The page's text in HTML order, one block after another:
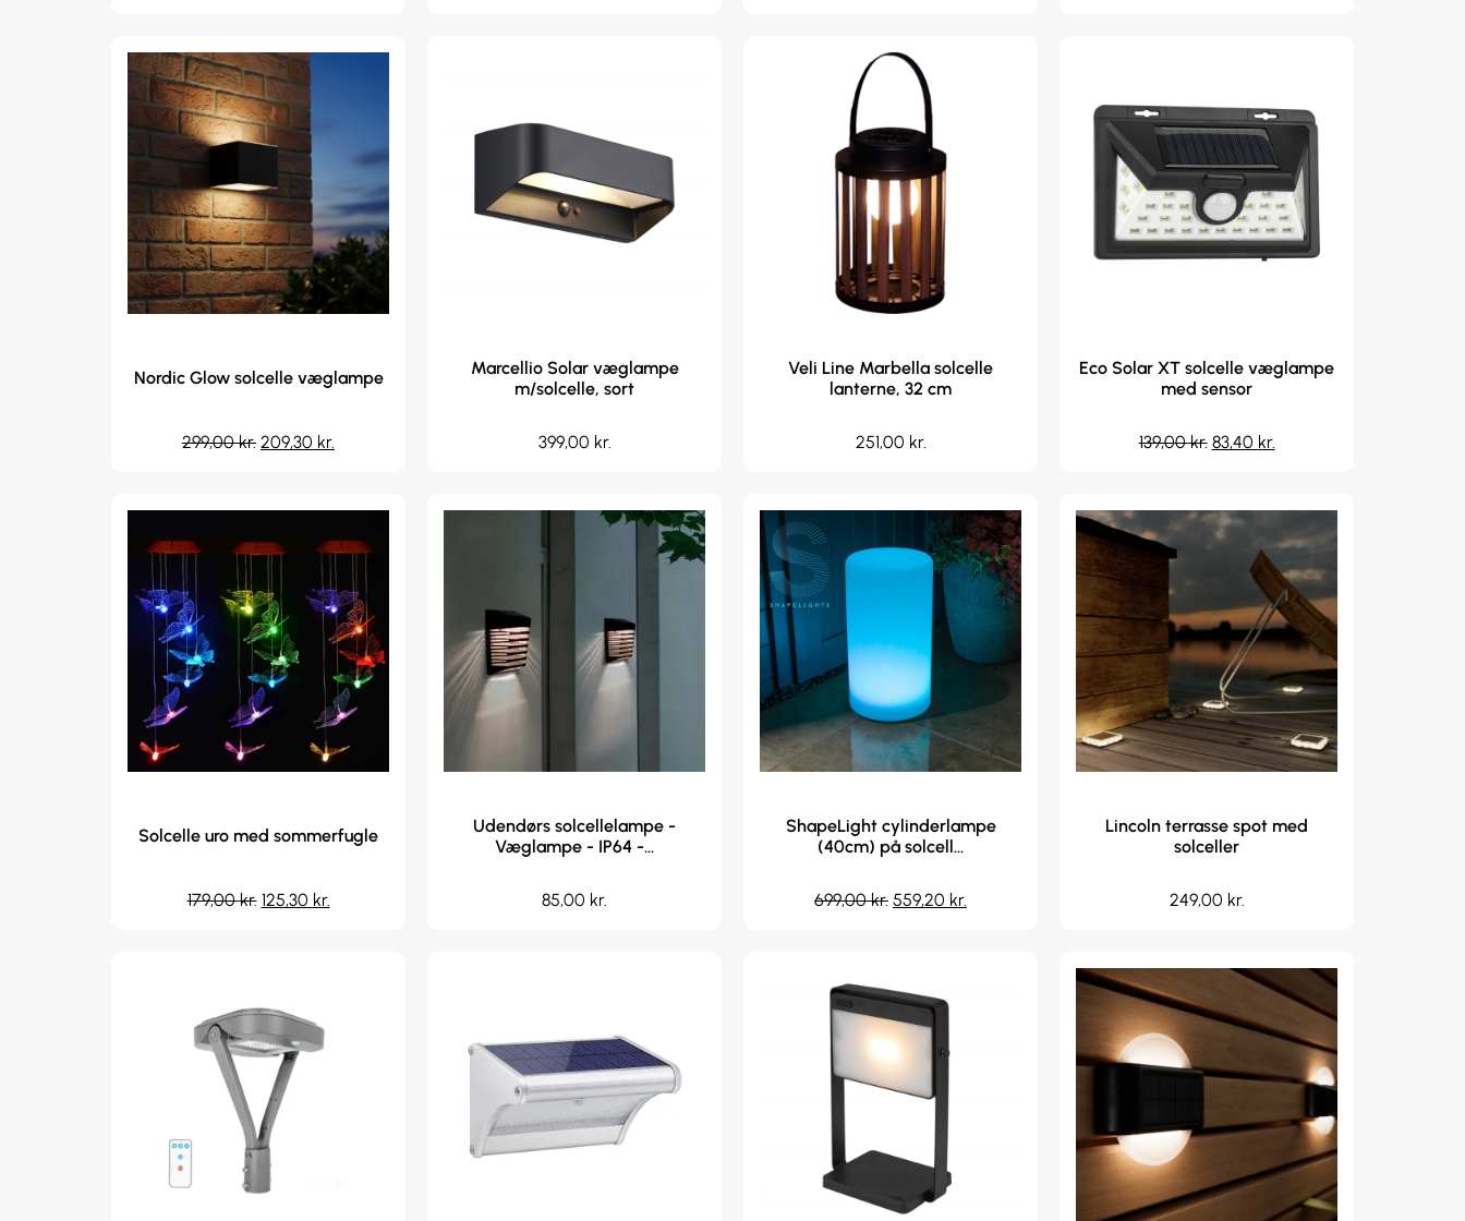
Nordic Glow solcelle væglampe
299,00kr. 209,30 kr.
Marcellio Solar væglampe
m/solcelle, sort
399,00 kr.
Veli Line Marbella solcelle
lanterne, 32 cm
251,00 kr.
Eco Solar XT solcelle væglampe
med sensor
139,00kr. 83,40 kr.
Solcelle uro med sommerfugle
179,00kr. 125,30 kr.
Udendørs solcellelampe -
Væglampe - IP64 -...
85,00 kr.
ShapeLight cylinderlampe
(40cm) på solcell...
699,00kr. 559,20 kr.
Lincoln terrasse spot med
solceller
249,00 kr.